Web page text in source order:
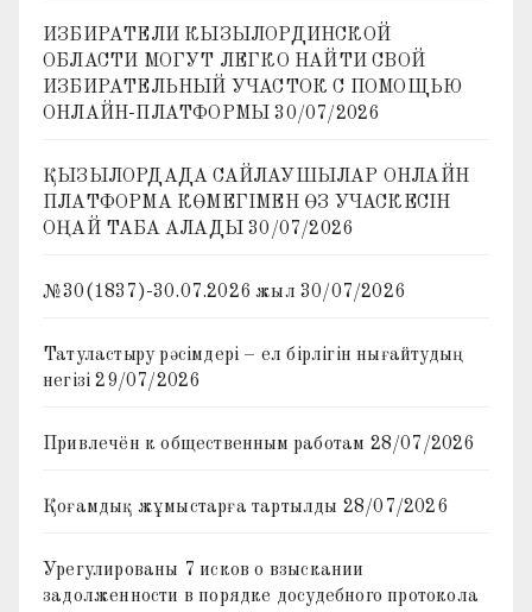
ИЗБИРАТЕЛИ КЫЗЫЛОРДИНСКОЙ
ОБЛАСТИ МОГУТ ЛЕГКО НАЙТИ СВОЙ
ИЗБИРАТЕЛЬНЫЙ УЧАСТОК С ПОМОЩЬЮ
ОНЛАЙН-ПЛАТФОРМЫ 30/07/2026
ҚЫЗЫЛОРДАДА САЙЛАУШЫЛАР ОНЛАЙН
ПЛАТФОРМА КӨМЕГІМЕН ӨЗ УЧАСКЕСІН
ОҢАЙ ТАБА АЛАДЫ 30/07/2026
№30(1837)-30.07.2026 жыл 30/07/2026
Татуластыру рәсімдері – ел бірлігін нығайтудың
негізі 29/07/2026
Привлечён к общественным работам 28/07/2026
Қоғамдық жұмыстарға тартылды 28/07/2026
Урегулированы 7 исков о взыскании
задолженности в порядке досудебного протокола